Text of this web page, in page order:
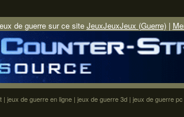
de guerre sur ce site JeuxJeuxJeux (Guerre)|
| jeux de guerre en ligne | jeux de guerre 3d | jeux de guerre pc